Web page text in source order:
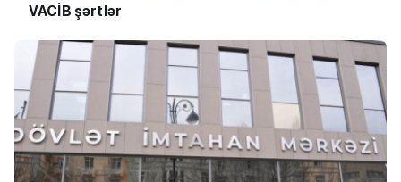
VACİB şərtlər